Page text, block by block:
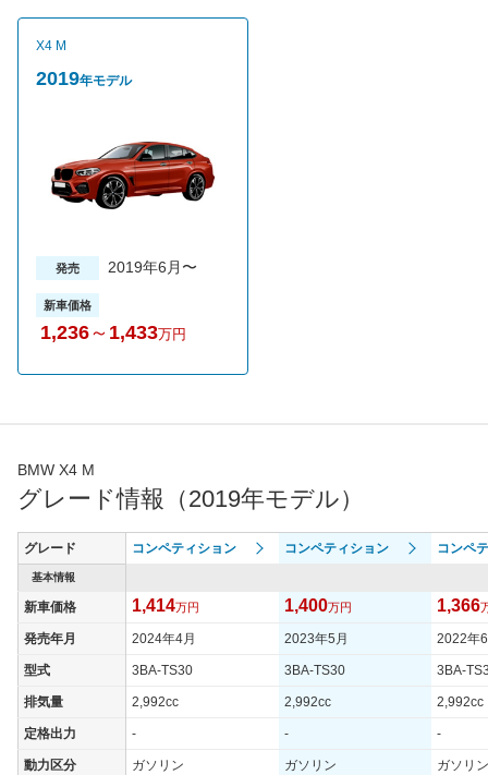
X4 M
2019年モデル
発売 2019年6月〜
新車価格
1,236～ 1,433万円
BMW X4 M
グレード情報（2019年モデル）
グレード コンペティション コンペティション コンペ
基本情報
新車価格 1,414万円 1,400万円 1,366
発売年月 2024年4月 2023年5月 2022年
型式 3BA-TS30 3BA-TS30 3BA-
排気量 2,992cc 2,992cc 2,992cc
定格出力 - - -
動力区分 ガソリン ガソリン ガソリン